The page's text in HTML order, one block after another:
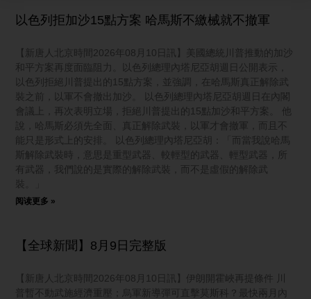
以色列拒加沙15點方案 哈馬斯不繳械就不撤軍
【新唐人北京時間2026年08月10日訊】美國總統川普推動的加沙
和平方案再度面臨阻力。以色列總理內塔尼亞胡週日公開表示，
以色列拒絕川普提出的15點方案，並強調，在哈馬斯真正解除武
裝之前，以軍不會撤出加沙。 以色列總理內塔尼亞胡週日在內閣
會議上，再次表明立場，拒絕川普提出的15點加沙和平方案。 他
說，哈馬斯必須先全面、真正解除武裝，以軍才會撤軍，而且不
能只是形式上的安排。 以色列總理內塔尼亞胡：「而當我說哈馬
斯解除武裝時，意思是重型武器、較輕型的武器、輕型武器，所
有武器，我們說的是實際的解除武裝，而不是虛假的解除武
裝。」
阅读更多 »
【全球新聞】8月9日完整版
【新唐人北京時間2026年08月10日訊】伊朗開霍峽再提條件 川
普暫不動武施經濟重壓；烏軍新導彈可直擊莫斯科？最快兩月內